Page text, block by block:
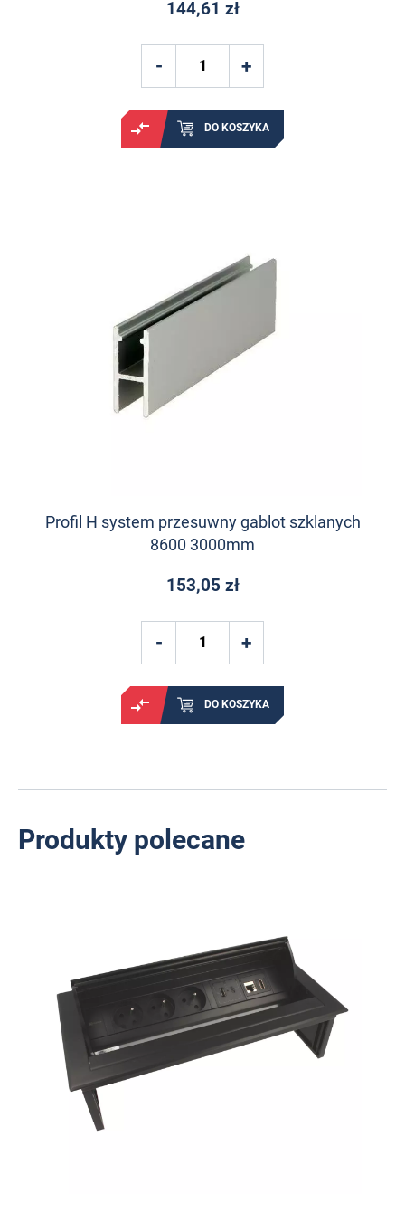
144,61 zł
DO KOSZYKA
Profil H system przesuwny gablot szklanych
8600 3000mm
153,05 zł
DO KOSZYKA
Produkty polecane